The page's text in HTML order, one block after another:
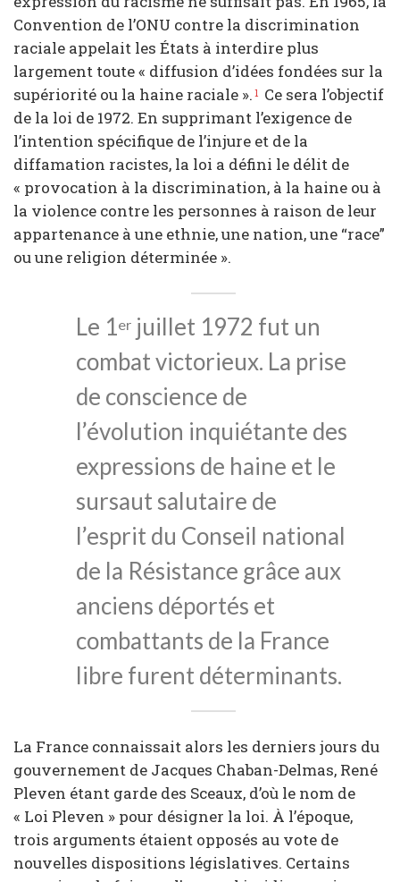
Convention de l’ONU contre la discrimination
raciale appelait les États à interdire plus
largement toute « diffusion d’idées fondées sur la
supériorité ou la haine raciale ». 1
Ce sera l’objectif
de la loi de 1972. En supprimant l’exigence de
l’intention spécifique de l’injure et de la
diffamation racistes, la loi a défini le délit de
« provocation à la discrimination, à la haine ou à
la violence contre les personnes à raison de leur
appartenance à une ethnie, une nation, une “race”
ou une religion déterminée ».
Le 1er juillet 1972 fut un
combat victorieux. La prise
de conscience de
l’évolution inquiétante des
expressions de haine et le
sursaut salutaire de
l’esprit du Conseil national
de la Résistance grâce aux
anciens déportés et
combattants de la France
libre furent déterminants.
La France connaissait alors les derniers jours du
gouvernement de Jacques Chaban-Delmas, René
Pleven étant garde des Sceaux, d’où le nom de
« Loi Pleven » pour désigner la loi. À l’époque,
trois arguments étaient opposés au vote de
nouvelles dispositions législatives. Certains